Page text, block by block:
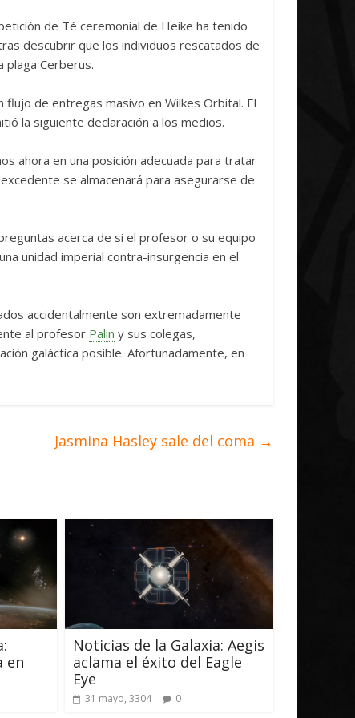
de Té ceremonial de Heike ha tenido
descubrir que los individuos rescatados de
plaga Cerberus.
flujo de entregas masivo en Wilkes Orbital. El
la siguiente declaración a los medios.
ahora en una posición adecuada para tratar
se almacenará para asegurarse de
acerca de si el profesor o su equipo
unidad imperial contra-insurgencia en el
accidentalmente son extremadamente
al profesor Palin y sus colegas,
galáctica posible. Afortunadamente, en
Jasmina Hasley sale del coma →
en
Noticias de la Galaxia: Aegis
aclama el éxito del Eagle
Eye
31 mayo, 3304 0
abril, 2026 Txus 0 7 abril, 2026